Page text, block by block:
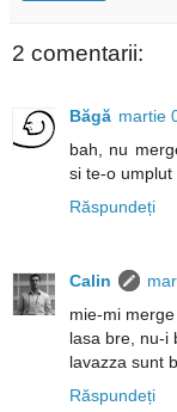
2 comentarii:
Băgă martie
bah, nu
si te-o umplut
Răspundeți
Calin
mie-mi merge
lasa bre, nu-i
lavazza sunt
Răspundeți